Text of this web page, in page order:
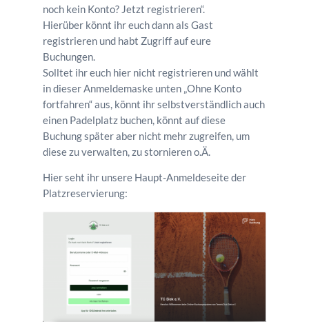
noch kein Konto? Jetzt registrieren“.
Hierüber könnt ihr euch dann als Gast
registrieren und habt Zugriff auf eure
Buchungen.
Solltet ihr euch hier nicht registrieren und wählt
in dieser Anmeldemaske unten „Ohne Konto
fortfahren“ aus, könnt ihr selbstverständlich auch
einen Padelplatz buchen, könnt auf diese
Buchung später aber nicht mehr zugreifen, um
diese zu verwalten, zu stornieren o.Ä.
Hier seht ihr unsere Haupt-Anmeldeseite der
Platzreservierung: